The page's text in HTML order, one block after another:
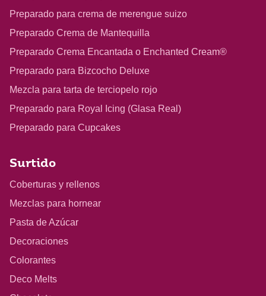
Preparado para crema de merengue suizo
Preparado Crema de Mantequilla
Preparado Crema Encantada o Enchanted Cream®
Preparado para Bizcocho Deluxe
Mezcla para tarta de terciopelo rojo
Preparado para Royal Icing (Glasa Real)
Preparado para Cupcakes
Surtido
Coberturas y rellenos
Mezclas para hornear
Pasta de Azúcar
Decoraciones
Colorantes
Deco Melts